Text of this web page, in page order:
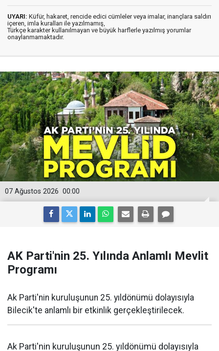
UYARI: Küfür, hakaret, rencide edici cümleler veya imalar, inançlara saldırı
içeren, imla kuralları ile yazılmamış,
Türkçe karakter kullanılmayan ve büyük harflerle yazılmış yorumlar
onaylanmamaktadır.
00:00
07 Ağustos 2026
AK Parti'nin 25. Yılında Anlamlı Mevlit
Programı
Ak Parti'nin kuruluşunun 25. yıldönümü dolayısıyla
Bilecik'te anlamlı bir etkinlik gerçekleştirilecek.
Ak Parti'nin kuruluşunun 25. yıldönümü dolayısıyla